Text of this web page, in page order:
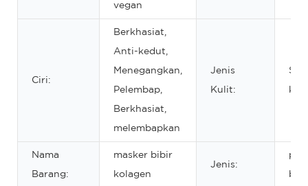
vegan
Ciri:
Berkhasiat,
Anti-kedut,
Menegangkan,
Pelembap,
Berkhasiat,
melembapkan
Jenis
Kulit:
Nama
Barang:
masker bibir
kolagen
Jenis: